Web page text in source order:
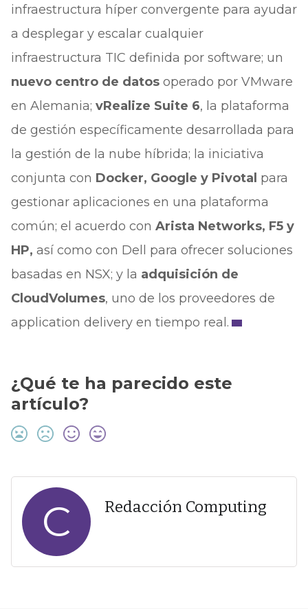
infraestructura híper convergente para ayudar
a desplegar y escalar cualquier
infraestructura TIC definida por software; un
nuevo centro de datos operado por VMware
en Alemania; vRealize Suite 6, la plataforma
de gestión específicamente desarrollada para
la gestión de la nube híbrida; la iniciativa
conjunta con Docker, Google y Pivotal para
gestionar aplicaciones en una plataforma
común; el acuerdo con Arista Networks, F5 y
HP, así como con Dell para ofrecer soluciones
basadas en NSX; y la adquisición de
CloudVolumes, uno de los proveedores de
application delivery en tiempo real.
¿Qué te ha parecido este
artículo?
C Redacción Computing